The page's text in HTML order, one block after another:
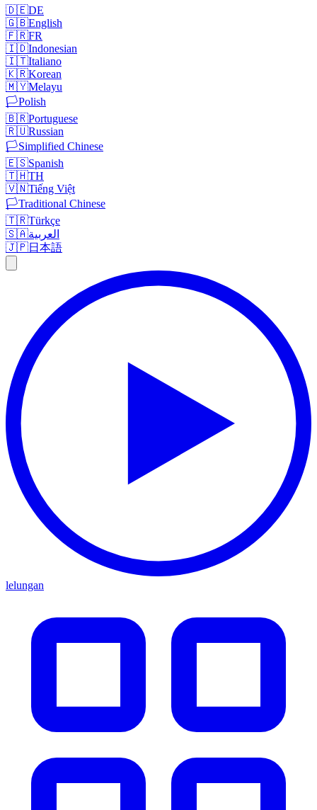
🇩🇪DE
🇬🇧English
🇫🇷FR
🇮🇩Indonesian
🇮🇹Italiano
🇰🇷Korean
🇲🇾Melayu
🏳️Polish
🇧🇷Portuguese
🇷🇺Russian
🏳️Simplified Chinese
🇪🇸Spanish
🇹🇭TH
🇻🇳Tiếng Việt
🏳️Traditional Chinese
🇹🇷Türkçe
🇸🇦العربية
🇯🇵日本語
lelungan